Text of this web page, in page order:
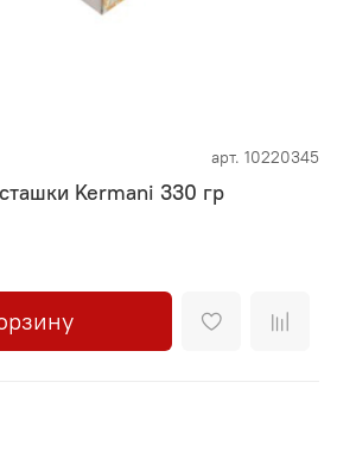
арт. 10220345
Kermani 330 гр